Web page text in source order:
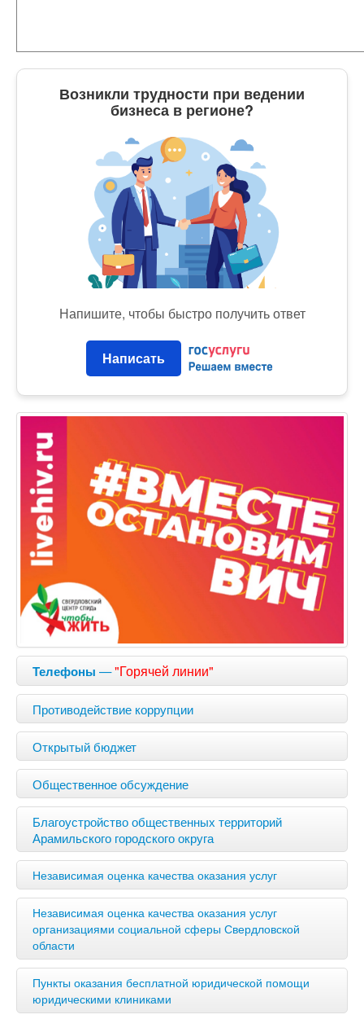
Возникли трудности при ведении
бизнеса в регионе?
Напишите, чтобы быстро получить ответ
Написать
Телефоны —"Горячей линии"
Противодействие коррупции
Открытый бюджет
Общественное обсуждение
Благоустройство общественных территорий
Арамильского городского округа
Независимая оценка качества оказания услуг
Независимая оценка качества оказания услуг
организациями социальной сферы Свердловской
области
Пункты оказания бесплатной юридической помощи
юридическими клиниками